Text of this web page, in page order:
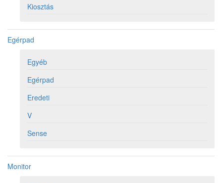
Kiosztás
Egérpad
Egyéb
Egérpad
Eredeti
V
Sense
Monitor